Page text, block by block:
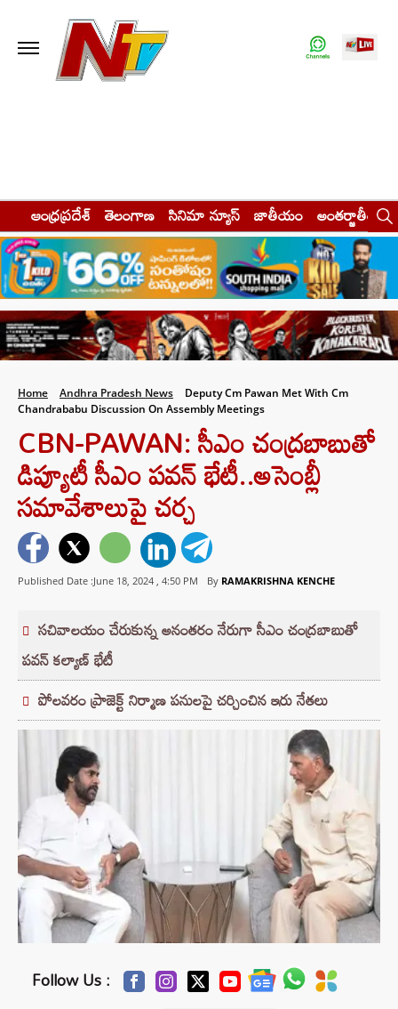
ఆంధ్రప్రదేశ్ తెలంగాణ సినిమా న్యూస్ జాతీయం అంతర్జాతీయం
Home Andhra Pradesh News
Deputy Cm Pawan Met With Cm
Chandrababu Discussion On Assembly Meetings
CBN-PAWAN: సీఎం చంద్రబాబుతో
డిప్యూటీ సీఎం పవన్‌ భేటీ..అసెంబ్లీ
సమావేశాలుపై చర్చ
Published Date :June 18, 2024 , 4:50 PM By RAMAKRISHNA KENCHE
సచివాలయం చేరుకున్న అనంతరం నేరుగా సీఎం చంద్రబాబుతో
పవన్ కల్యాణ్ భేటీ
పోలవరం ప్రాజెక్ట్‌ నిర్మాణ పనులపై చర్చించిన ఇరు నేతలు
Follow Us :